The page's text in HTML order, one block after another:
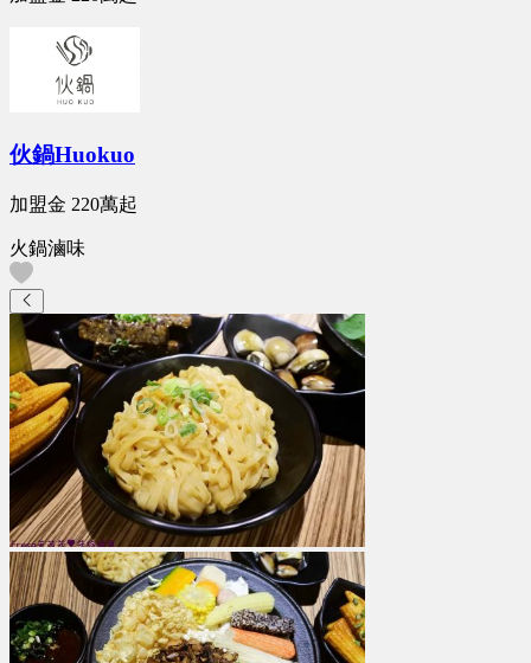
伙鍋Huokuo
加盟金 220萬起
火鍋滷味